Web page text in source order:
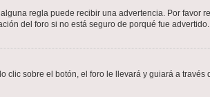
regla puede recibir una advertencia. Por favor
del foro si no está seguro de porqué fue advertido.
sobre el botón, el foro le llevará y guiará a